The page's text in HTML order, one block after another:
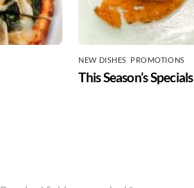
NEW DISHES PROMOTIONS
This Season’s Specials